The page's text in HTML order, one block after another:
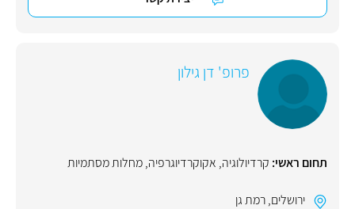
פרופ' דן גילון
תחום ראשי: קרדיולוגיה, אקוקרדיוגרפיה,מחלות מסתמיות
ירושלים,רמת גן